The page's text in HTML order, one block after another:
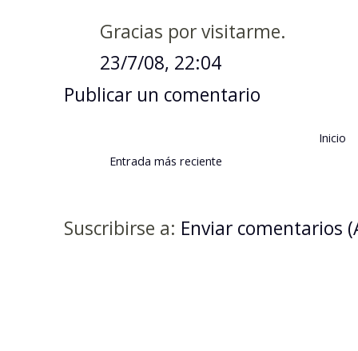
Gracias por visitarme.
23/7/08, 22:04
Publicar un comentario
Entrada más reciente
Inicio
Suscribirse a: Enviar comentarios